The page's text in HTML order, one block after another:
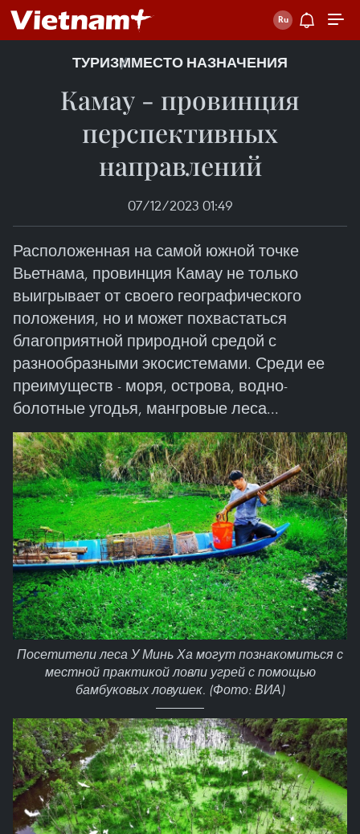
ТУРИЗММЕСТО НАЗНАЧЕНИЯ
Камау - провинция
перспективных
направлений
07/12/2023 01:49
Расположенная на самой южной точке
Вьетнама, провинция Камау не только
выигрывает от своего географического
положения, но и может похвастаться
благоприятной природной средой с
разнообразными экосистемами. Среди ее
преимуществ - моря, острова, водно-
болотные угодья, мангровые леса...
Посетители леса У Минь Ха могут познакомиться с
местной практикой ловли угрей с помощью
бамбуковых ловушек. (Фото: ВИА)